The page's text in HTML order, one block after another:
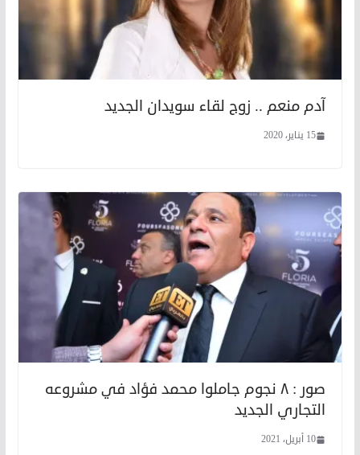
آدم منعم .. زوج لقاء سويدان الجديد
15 يناير، 2020
صور : ٨ نجوم جاملوا محمد فؤاد في مشروعه
التجاري الجديد
10 أبريل، 2021